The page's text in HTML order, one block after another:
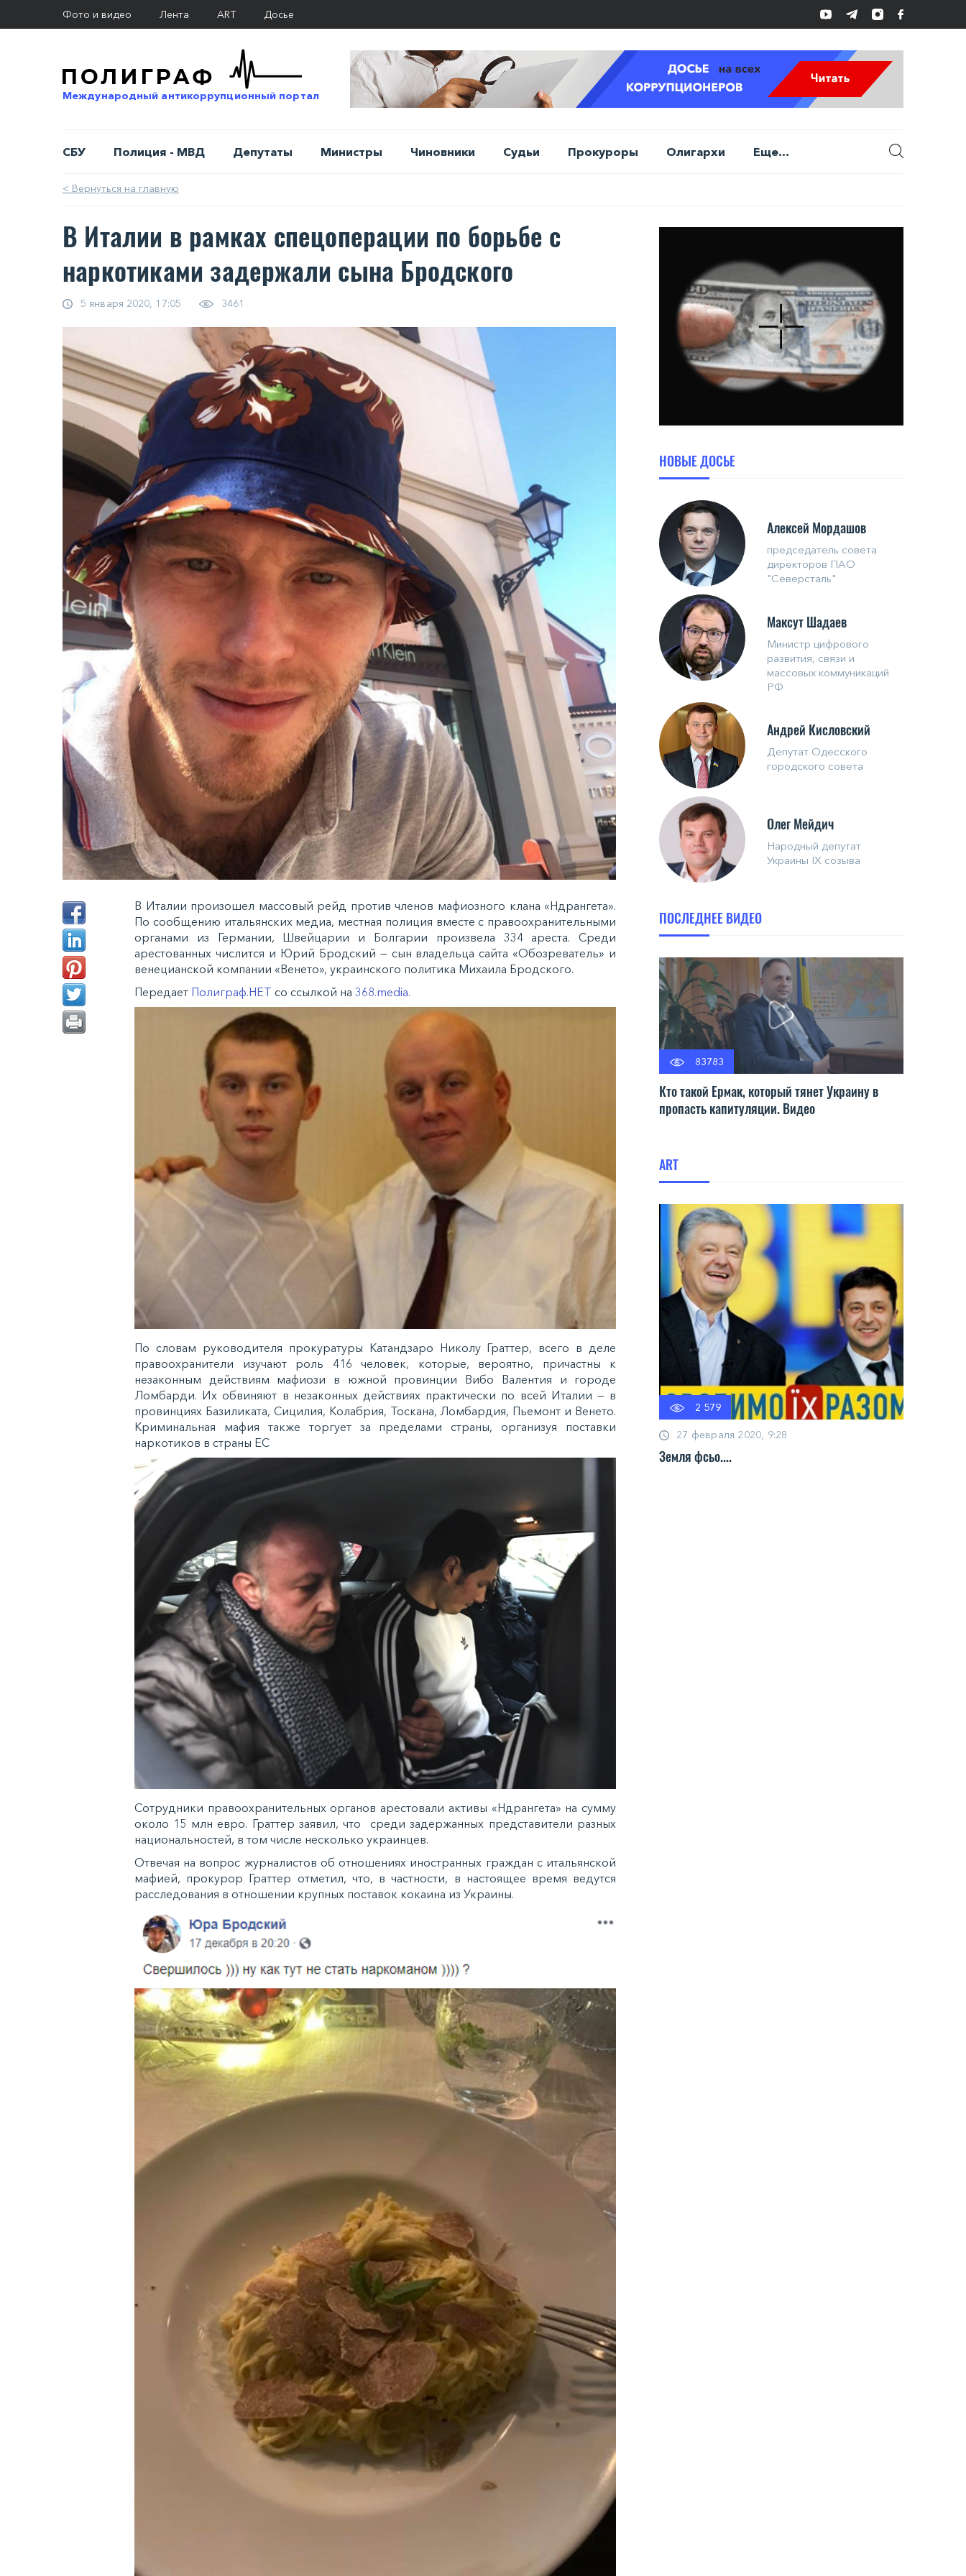
Фото и видео Лента ART Досье
Международный антикоррупционный портал
СБУ Полиция - МВД Депутаты Министры Чиновники Судьи Прокуроры Олигархи Еще...
< Вернуться на главную
В Италии в рамках спецоперации по борьбе с
наркотиками задержали сына Бродского
5 января 2020, 17:05 3461
В Италии произошел массовый рейд против членов мафиозного клана «Ндрангета».
По сообщению итальянских медиа, местная полиция вместе с правоохранительными
органами из Германии, Швейцарии и Болгарии произвела 334 ареста. Среди
арестованных числится и Юрий Бродский — сын владельца сайта «Обозреватель» и
венецианской компании «Венето», украинского политика Михаила Бродского.
Передает Полиграф.НЕТ со ссылкой на 368.media.
По словам руководителя прокуратуры Катандзаро Николу Граттер, всего в деле
правоохранители изучают роль 416 человек, которые, вероятно, причастны к
незаконным действиям мафиози в южной провинции Вибо Валентия и городе
Ломбарди. Их обвиняют в незаконных действиях практически по всей Италии — в
провинциях Базиликата, Сицилия, Колабрия, Тоскана, Ломбардия, Пьемонт и Венето.
Криминальная мафия также торгует за пределами страны, организуя поставки
наркотиков в страны ЕС
Сотрудники правоохранительных органов арестовали активы «Ндрангета» на сумму
около 15 млн евро. Граттер заявил, что среди задержанных представители разных
национальностей, в том числе несколько украинцев.
Отвечая на вопрос журналистов об отношениях иностранных граждан с итальянской
мафией, прокурор Граттер отметил, что, в частности, в настоящее время ведутся
расследования в отношении крупных поставок кокаина из Украины.
НОВЫЕ ДОСЬЕ
Алексей Мордашов
председатель совета
директоров ПАО
"Северсталь"
Максут Шадаев
Министр цифрового
развития, связи и
массовых коммуникаций
РФ
Андрей Кисловский
Депутат Одесского
городского совета
Олег Мейдич
Народный депутат
Украины IX созыва
ПОСЛЕДНЕЕ ВИДЕО
83783
Кто такой Ермак, который тянет Украину в
пропасть капитуляции. Видео
ART
2 579
27 февраля 2020, 9:28
Земля фсьо....